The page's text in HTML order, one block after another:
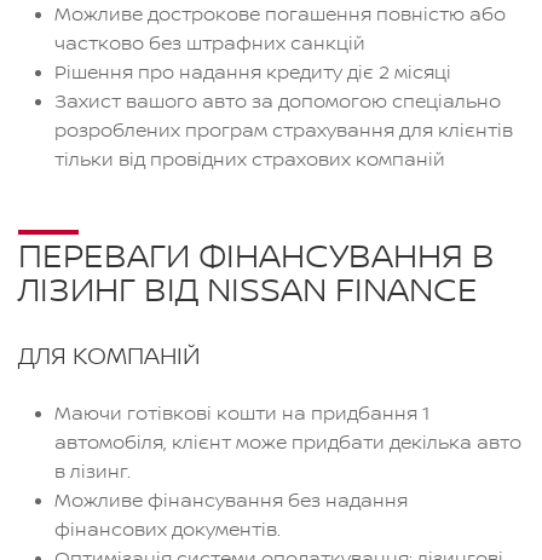
Можливе дострокове погашення повністю або
частково без штрафних санкцій
Рішення про надання кредиту діє 2 місяці
Захист вашого авто за допомогою спеціально
розроблених програм страхування для клієнтів
тільки від провідних страхових компаній
ПЕРЕВАГИ ФІНАНСУВАННЯ В
ЛІЗИНГ ВІД NISSAN FINANCE
ДЛЯ КОМПАНІЙ
Маючи готівкові кошти на придбання 1
автомобіля, клієнт може придбати декілька авто
в лізинг.
Можливе фінансування без надання
фінансових документів.